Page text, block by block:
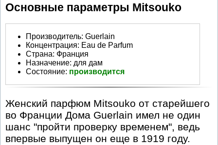
Основные параметры Mitsouko
Производитель: Guerlain
Концентрация: Eau de Parfum
Страна: Франция
Назначение: для дам
Состояние: производится
Женский парфюм Mitsouko от старейшего
во Франции Дома Guerlain имел не один
шанс "пройти проверку временем", ведь
впервые выпущен он еще в 1919 году.